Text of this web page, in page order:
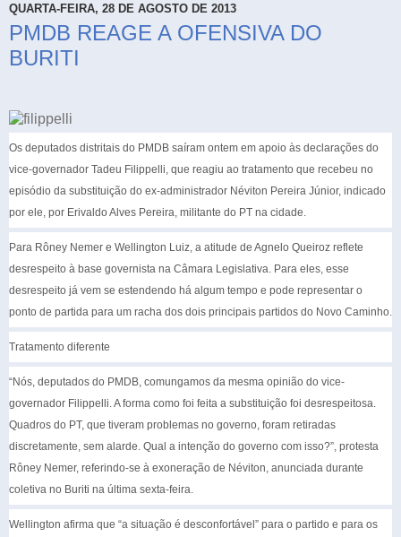
QUARTA-FEIRA, 28 DE AGOSTO DE 2013
PMDB REAGE A OFENSIVA DO
BURITI
Os deputados distritais do PMDB saíram ontem em apoio às declarações do
vice-governador Tadeu Filippelli, que reagiu ao tratamento que recebeu no
episódio da substituição do ex-administrador Néviton Pereira Júnior, indicado
por ele, por Erivaldo Alves Pereira, militante do PT na cidade.
Para Rôney Nemer e Wellington Luiz, a atitude de Agnelo Queiroz reflete
desrespeito à base governista na Câmara Legislativa. Para eles, esse
desrespeito já vem se estendendo há algum tempo e pode representar o
ponto de partida para um racha dos dois principais partidos do Novo Caminho.
Tratamento diferente
“Nós, deputados do PMDB, comungamos da mesma opinião do vice-
governador Filippelli. A forma como foi feita a substituição foi desrespeitosa.
Quadros do PT, que tiveram problemas no governo, foram retiradas
discretamente, sem alarde. Qual a intenção do governo com isso?”, protesta
Rôney Nemer, referindo-se à exoneração de Néviton, anunciada durante
coletiva no Buriti na última sexta-feira.
Wellington afirma que “a situação é desconfortável” para o partido e para os